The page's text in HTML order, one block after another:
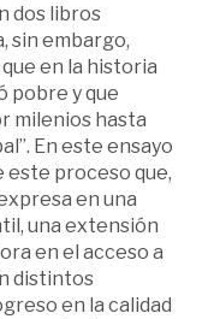
dos libros
sin embargo,
en la historia
pobre y que
milenios hasta
En este ensayo
este proceso que,
en una
una extensión
en el acceso a
distintos
en la calidad